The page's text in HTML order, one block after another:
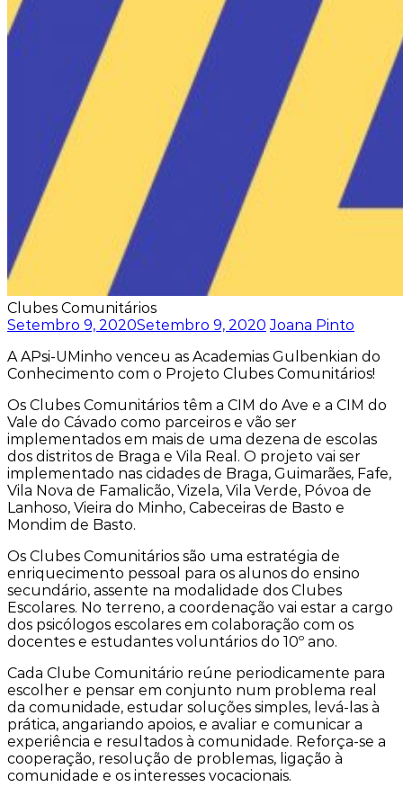
Clubes Comunitários
Setembro 9, 2020Setembro 9, 2020 Joana Pinto
A APsi-UMinho venceu as Academias Gulbenkian do
Conhecimento com o Projeto Clubes Comunitários!
Os Clubes Comunitários têm a CIM do Ave e a CIM do
Vale do Cávado como parceiros e vão ser
implementados em mais de uma dezena de escolas
dos distritos de Braga e Vila Real. O projeto vai ser
implementado nas cidades de Braga, Guimarães, Fafe,
Vila Nova de Famalicão, Vizela, Vila Verde, Póvoa de
Lanhoso, Vieira do Minho, Cabeceiras de Basto e
Mondim de Basto.
Os Clubes Comunitários são uma estratégia de
enriquecimento pessoal para os alunos do ensino
secundário, assente na modalidade dos Clubes
Escolares. No terreno, a coordenação vai estar a cargo
dos psicólogos escolares em colaboração com os
docentes e estudantes voluntários do 10º ano.
Cada Clube Comunitário reúne periodicamente para
escolher e pensar em conjunto num problema real
da comunidade, estudar soluções simples, levá-las à
prática, angariando apoios, e avaliar e comunicar a
experiência e resultados à comunidade. Reforça-se a
cooperação, resolução de problemas, ligação à
comunidade e os interesses vocacionais.